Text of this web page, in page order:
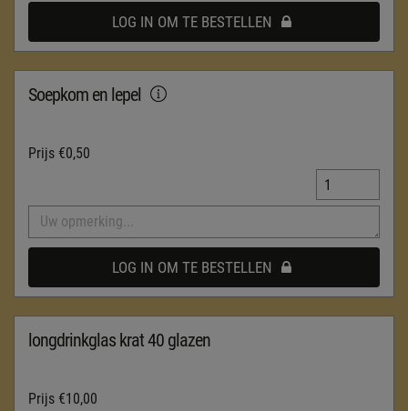
LOG IN OM TE BESTELLEN
Soepkom en lepel
Prijs €0,50
LOG IN OM TE BESTELLEN
longdrinkglas krat 40 glazen
Prijs €10,00